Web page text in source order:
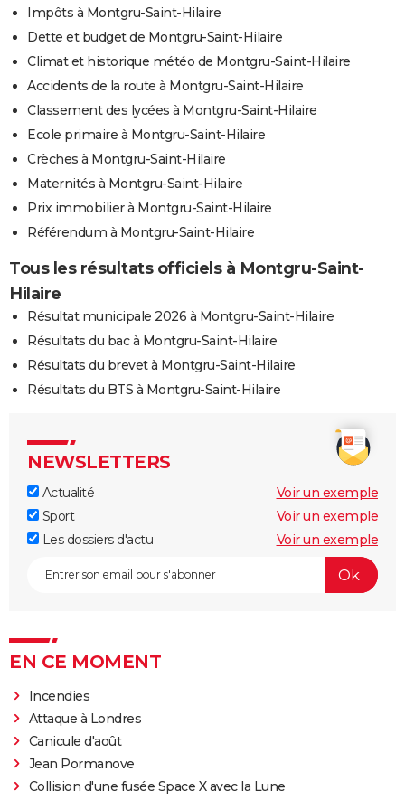
Impôts à Montgru-Saint-Hilaire
Dette et budget de Montgru-Saint-Hilaire
Climat et historique météo de Montgru-Saint-Hilaire
Accidents de la route à Montgru-Saint-Hilaire
Classement des lycées à Montgru-Saint-Hilaire
Ecole primaire à Montgru-Saint-Hilaire
Crèches à Montgru-Saint-Hilaire
Maternités à Montgru-Saint-Hilaire
Prix immobilier à Montgru-Saint-Hilaire
Référendum à Montgru-Saint-Hilaire
Tous les résultats officiels à Montgru-Saint-
Hilaire
Résultat municipale 2026 à Montgru-Saint-Hilaire
Résultats du bac à Montgru-Saint-Hilaire
Résultats du brevet à Montgru-Saint-Hilaire
Résultats du BTS à Montgru-Saint-Hilaire
NEWSLETTERS
Actualité
Voir un exemple
Sport
Voir un exemple
Les dossiers d'actu
Voir un exemple
EN CE MOMENT
Incendies
Attaque à Londres
Canicule d'août
Jean Pormanove
Collision d'une fusée Space X avec la Lune